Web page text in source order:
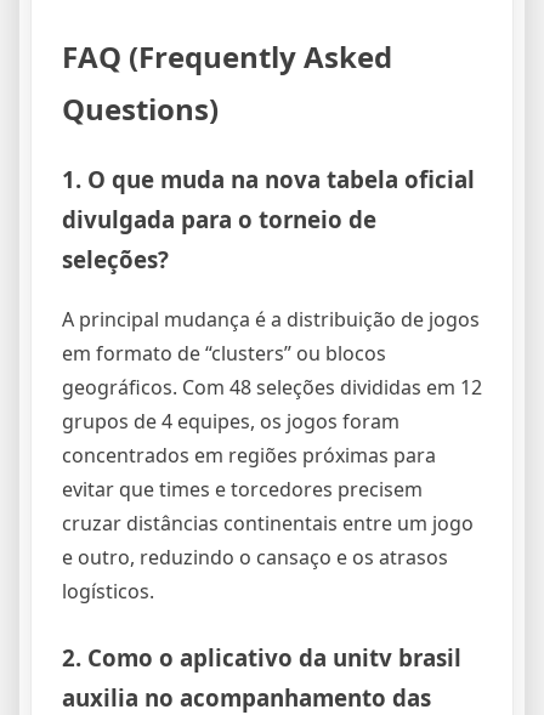
FAQ (Frequently Asked
Questions)
1. O que muda na nova tabela oficial
divulgada para o torneio de
seleções?
A principal mudança é a distribuição de jogos
em formato de “clusters” ou blocos
geográficos. Com 48 seleções divididas em 12
grupos de 4 equipes, os jogos foram
concentrados em regiões próximas para
evitar que times e torcedores precisem
cruzar distâncias continentais entre um jogo
e outro, reduzindo o cansaço e os atrasos
logísticos.
2. Como o aplicativo da unitv brasil
auxilia no acompanhamento das